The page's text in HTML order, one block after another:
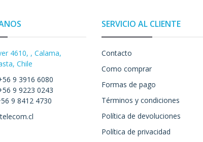
4610, , Calama,
Chile
9 3916 6080
9 9223 0243
8412 4730
SERVICIO AL CLIENTE
Contacto
Como comprar
Formas de pago
Términos y condiciones
Política de devoluciones
Política de privacidad